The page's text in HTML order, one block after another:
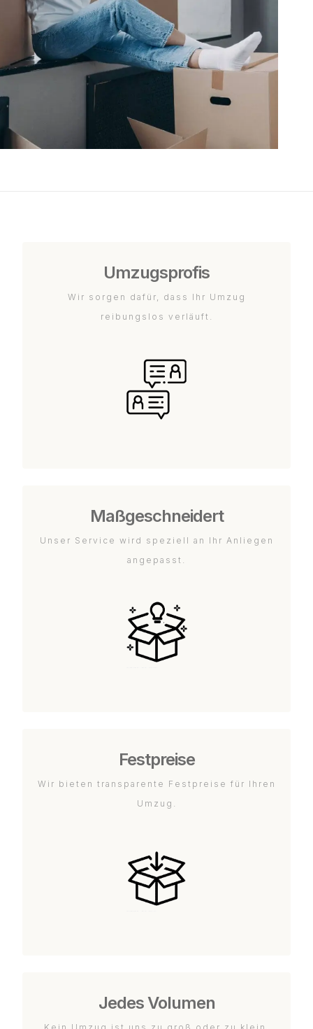
Umzugsprofis
Wir sorgen dafür, dass Ihr Umzug
reibungslos verläuft.
Maßgeschneidert
Unser Service wird speziell an Ihr Anliegen
angepasst.
Festpreise
Wir bieten transparente Festpreise für Ihren
Umzug.
Jedes Volumen